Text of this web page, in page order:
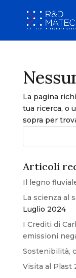
La pagina
tua ricerca, o
sopra per
Articoli
Il legno
La scienza al
Luglio 2024
I Crediti di
emissioni
Sostenibilità,
Visita al Plast